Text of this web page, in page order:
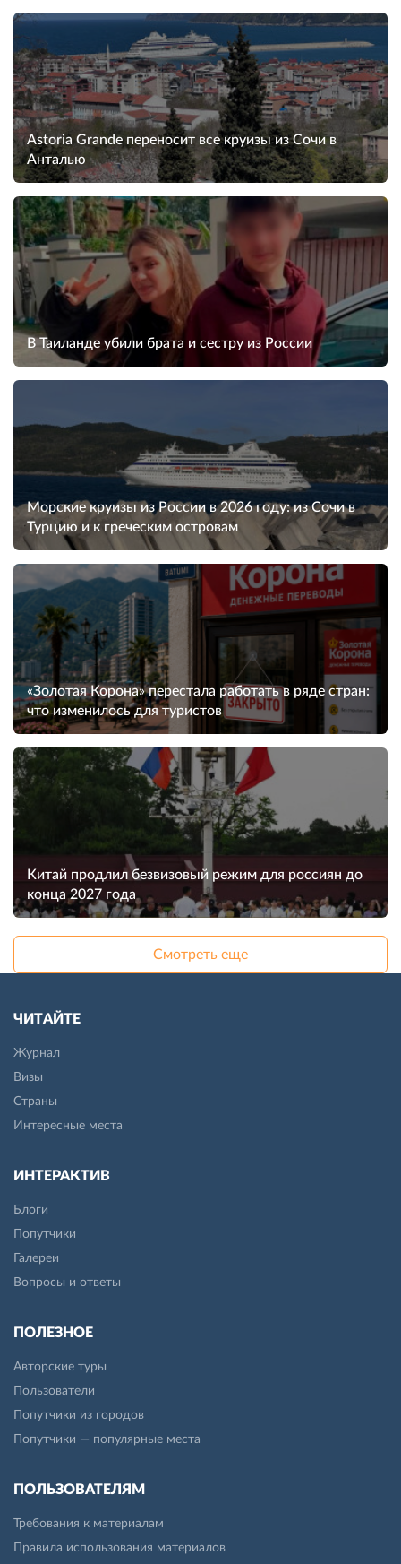
Astoria Grande переносит все круизы из Сочи в
Анталью
В Таиланде убили брата и сестру из России
Морские круизы из России в 2026 году: из Сочи в
Турцию и к греческим островам
«Золотая Корона» перестала работать в ряде стран:
что изменилось для туристов
Китай продлил безвизовый режим для россиян до
конца 2027 года
Смотреть еще
ЧИТАЙТЕ
Журнал
Визы
Страны
Интересные места
ИНТЕРАКТИВ
Блоги
Попутчики
Галереи
Вопросы и ответы
ПОЛЕЗНОЕ
Авторские туры
Пользователи
Попутчики из городов
Попутчики — популярные места
ПОЛЬЗОВАТЕЛЯМ
Требования к материалам
Правила использования материалов